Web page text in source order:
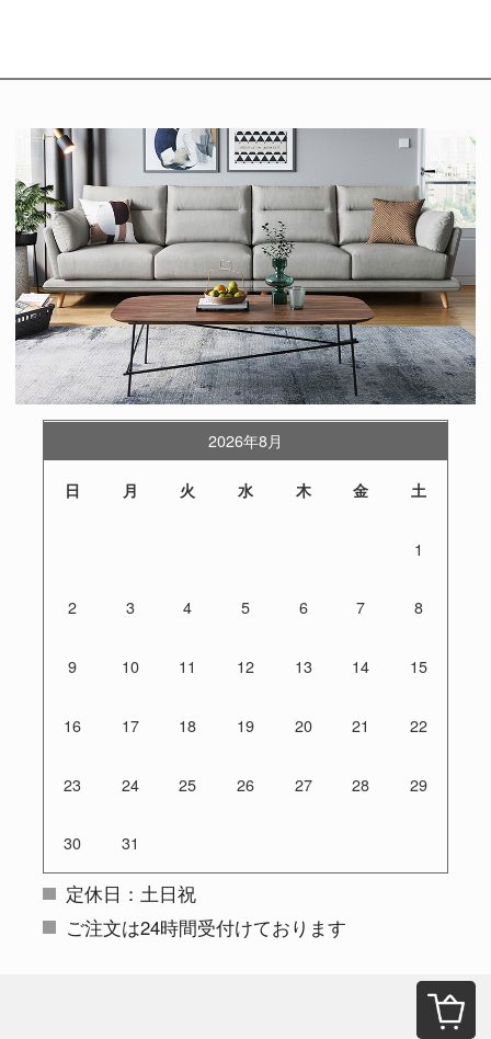
2026年8月
日 月 火 水 木 金 土
1
2 3 4 5 6 7 8
9 10 11 12 13 14 15
16 17 18 19 20 21 22
23 24 25 26 27 28 29
30 31
定休日：土日祝
ご注文は24時間受付けております